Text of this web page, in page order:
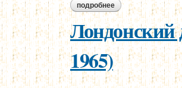
подробнее о лондонский
Лондонский
1965)